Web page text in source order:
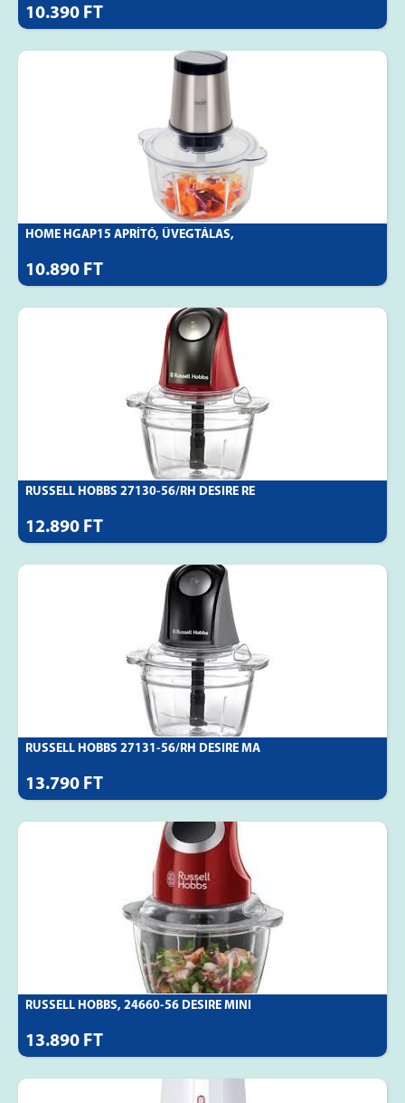
10.390 FT
HOME HGAP15 APRÍTÓ, ÜVEGTÁLAS,
10.890 FT
RUSSELL HOBBS 27130-56/RH DESIRE RE
12.890 FT
RUSSELL HOBBS 27131-56/RH DESIRE MA
13.790 FT
RUSSELL HOBBS, 24660-56 DESIRE MINI
13.890 FT